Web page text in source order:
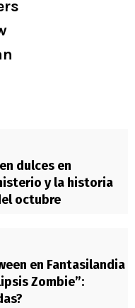
dulces en
y la historia
octubre
en Fantasilandia
Zombie”: